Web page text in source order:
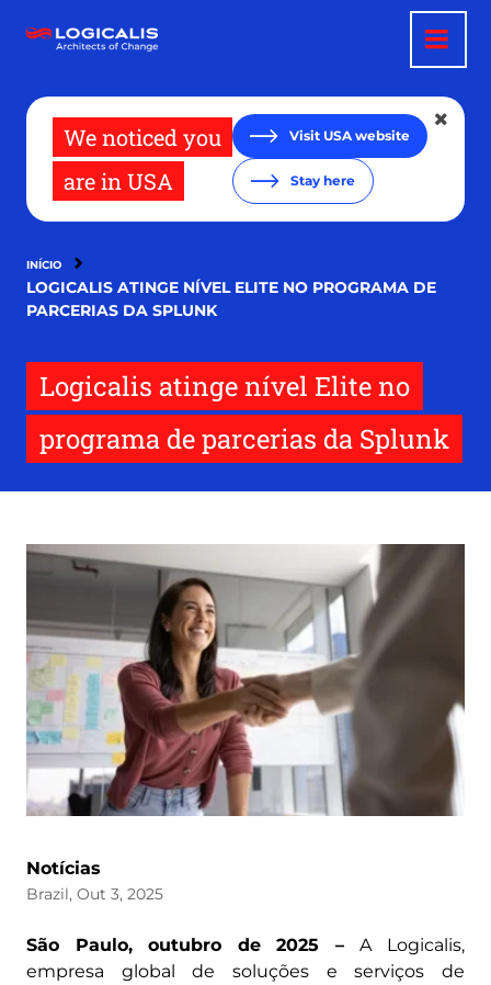
para
We noticed you
are in USA
Visit USA website
Stay here
INÍCIO
LOGICALIS ATINGE NÍVEL ELITE NO PROGRAMA DE
PARCERIAS DA SPLUNK
Logicalis atinge nível Elite no
programa de parcerias da Splunk
Notícias
Brazil, Out 3, 2025
São Paulo, outubro de 2025 –A Logicalis,
empresa global de soluções e serviços de